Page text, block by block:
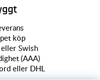
köp
Swish
(AAA)
eller DHL